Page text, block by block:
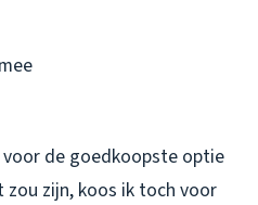
de goedkoopste optie
zijn, koos ik toch voor